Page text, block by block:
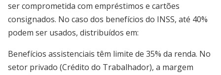
ser comprometida com empréstimos e cartões
consignados. No caso dos benefícios do INSS, até 40%
podem ser usados, distribuídos em:
Benefícios assistenciais têm limite de 35% da renda. No
setor privado (Crédito do Trabalhador), a margem